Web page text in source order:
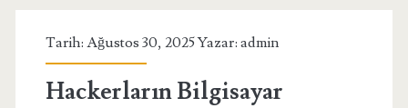
Tarih: Ağustos 30, 2025 Yazar: admin
Hackerların Bilgisayar